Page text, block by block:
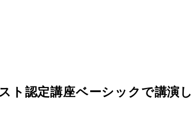
ト認定講座ベーシックで講演